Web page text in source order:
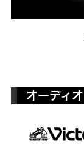
オーディオ